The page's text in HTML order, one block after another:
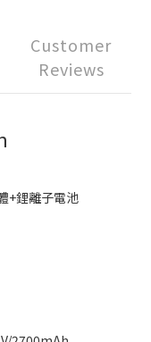
Customer
Reviews
+鋰離子電池